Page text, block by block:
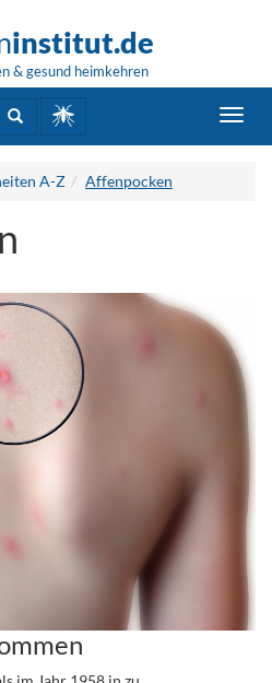
institut.de
& gesund heimkehren
A-Z Affenpocken